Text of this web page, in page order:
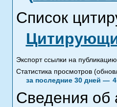
Список
Экспорт ссылки на
Статистика просмотров
за последние 30 дней —
Сведения об